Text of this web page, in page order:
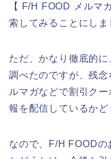
【 F/H FOOD メルマ
索してみることにしま
ただ、かなり徹底的
調べたのですが、残
ルマガなどで割引ク
報を配信しているかど
なので、F/H FOODの